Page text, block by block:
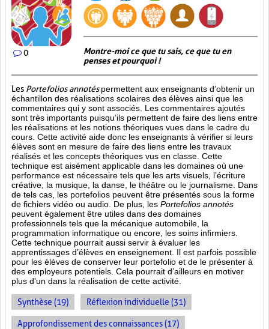
0
Montre-moi ce que tu sais, ce que tu en
penses et pourquoi !
Les Portefolios annotés permettent aux enseignants d’obtenir un
échantillon des réalisations scolaires des élèves ainsi que les
commentaires qui y sont associés. Les commentaires ajoutés
sont très importants puisqu’ils permettent de faire des liens entre
les réalisations et les notions théoriques vues dans le cadre du
cours. Cette activité aide donc les enseignants à vérifier si leurs
élèves sont en mesure de faire des liens entre les travaux
réalisés et les concepts théoriques vus en classe. Cette
technique est aisément applicable dans les domaines où une
performance est nécessaire tels que les arts visuels, l’écriture
créative, la musique, la danse, le théâtre ou le journalisme. Dans
de tels cas, les portefolios peuvent être présentés sous la forme
de fichiers vidéo ou audio. De plus, les Portefolios annotés
peuvent également être utiles dans des domaines
professionnels tels que la mécanique automobile, la
programmation informatique ou encore, les soins infirmiers.
Cette technique pourrait aussi servir à évaluer les
apprentissages d’élèves en enseignement. Il est parfois possible
pour les élèves de conserver leur portefolio et de le présenter à
des employeurs potentiels. Cela pourrait d’ailleurs en motiver
plus d’un dans la réalisation de cette activité.
Synthèse (19) Réflexion individuelle (31)
Approfondissement des connaissances (17)